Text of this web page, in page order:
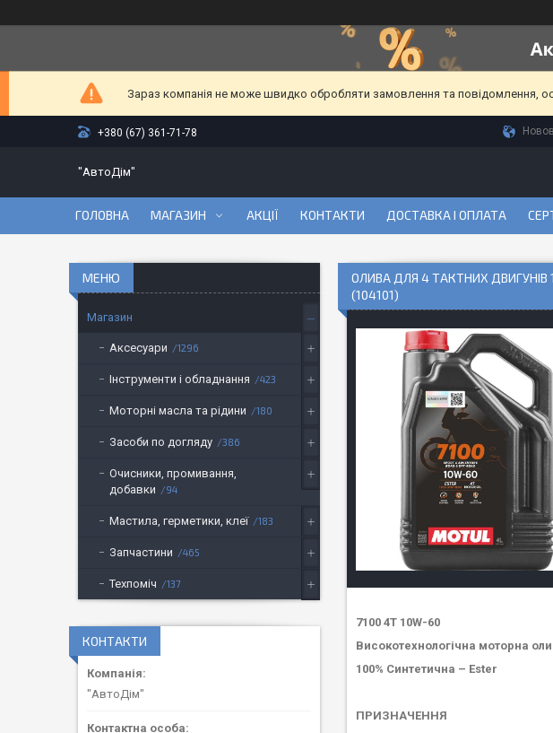
Зараз компанія не може швидко обробляти замовлення та повідомлення,
+380 (67) 361-71-78
"АвтоДім"
ГОЛОВНА МАГАЗИН АКЦІЇ КОНТАКТИ ДОСТАВКА І ОПЛАТА
ОЛИВА ДЛЯ 4 ТАКТНИХ ДВИГУНІВ
(104101)
7100 4T 10W-60
Високотехнологічна моторна
100% Синтетична – Ester
ПРИЗНАЧЕННЯ
Магазин
Аксесуари 1296
Інструменти і обладнання 423
Моторні масла та рідини 180
Засоби по догляду 386
Очисники, промивання,
добавки
94
Мастила, герметики, клеї 183
Запчастини 465
Техпоміч 137
КОНТАКТИ
"АвтоДім"